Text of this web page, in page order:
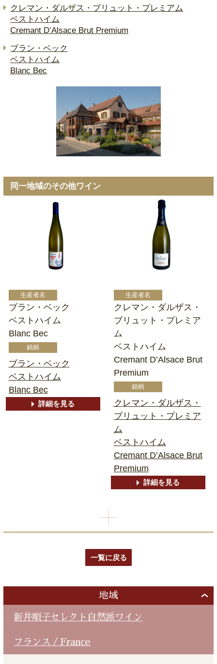
クレマン・ダルザス・ブリュット・プレミアム
ベストハイム
Cremant D’Alsace Brut Premium
ブラン・ベック
ベストハイム
Blanc Bec
同一地域のその他ワイン
ブラン・ベック
ベストハイム
Blanc Bec
ブラン・ベック
ベストハイム
Blanc Bec
詳細を見る
クレマン・ダルザス・
ブリュット・プレミア
ム
ベストハイム
Cremant D’Alsace Brut
Premium
クレマン・ダルザス・
ブリュット・プレミア
ム
ベストハイム
Cremant D’Alsace Brut
Premium
詳細を見る
一覧に戻る
地域
新井順子セレクト自然派ワイン
フランス / France